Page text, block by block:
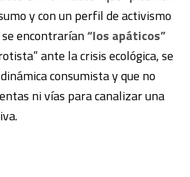
y con un perfil de activismo
encontrarían“los apáticos”
ante la crisis ecológica, se
consumista y que no
ni vías para canalizar una